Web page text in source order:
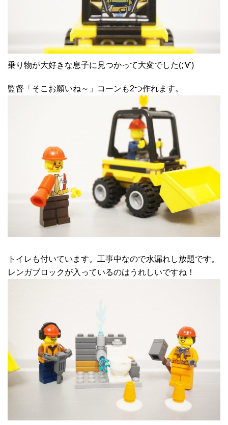
乗り物が大好きな息子に見つかって大変でした(;'∀')
監督「そこお願いね～」コーンも2つ作れます。
トイレも付いています。工事中なので水漏れし放題です。
レンガブロックが入っているのはうれしいですね！